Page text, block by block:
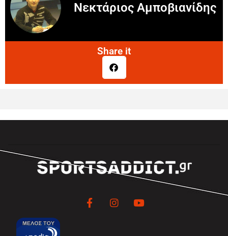
Νεκτάριος Αμποβιανίδης
Share it